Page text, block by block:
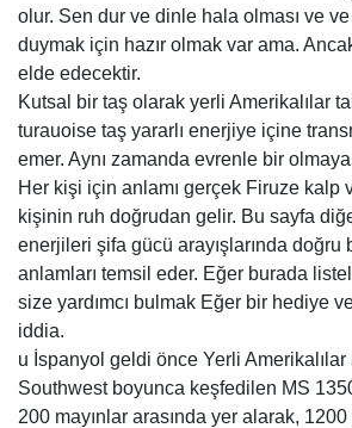
olur. Sen dur ve dinle hala olması ve
duymak için hazır olmak var ama.
elde edecektir.
Kutsal bir taş olarak yerli Amerikalılar
turauoise taş yararlı enerjiye içine
emer. Aynı zamanda evrenle bir olmaya
Her kişi için anlamı gerçek Firuze kalp
kişinin ruh doğrudan gelir. Bu sayfa
enerjileri şifa gücü arayışlarında doğru
anlamları temsil eder. Eğer burada
size yardımcı bulmak Eğer bir hediye
iddia.
u İspanyol geldi önce Yerli Amerikalılar
Southwest boyunca keşfedilen MS
200 mayınlar arasında yer alarak,